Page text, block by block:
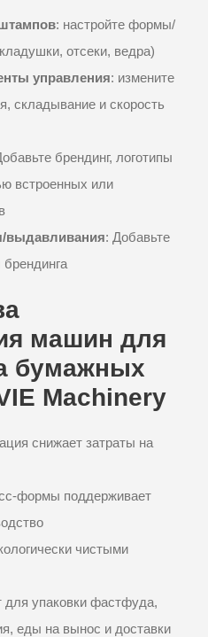
: настройте формы/
отсеки, ведра)
управления: измените
складывание и скорость
брендинг, логотипы
встроенных или
выдавливания: Добавьте
машин для
бумажных
Machinery
снижает затраты на
формы поддерживает
чистыми
для упаковки фастфуда,
еды на вынос и доставки